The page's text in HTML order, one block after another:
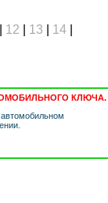
12 13 14|
КЛЮЧА.